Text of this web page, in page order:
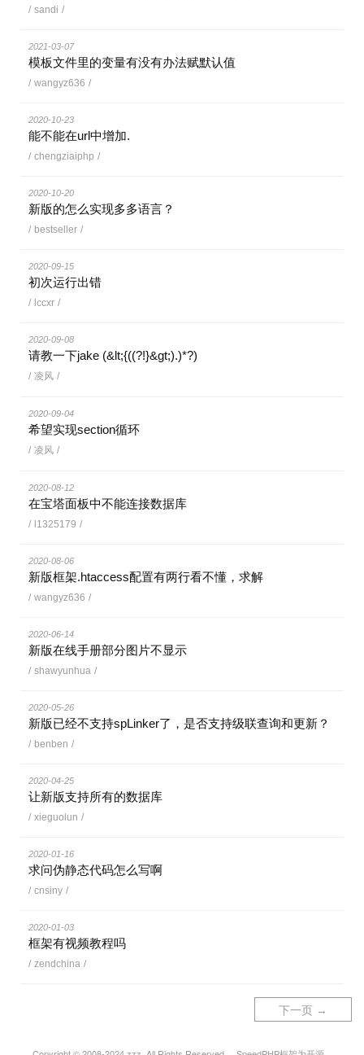
/ sandi /
2021-03-07
模板文件里的变量有没有办法赋默认值
/ wangyz636 /
2020-10-23
能不能在url中增加.
/ chengziaiphp /
2020-10-20
新版的怎么实现多多语言？
/ bestseller /
2020-09-15
初次运行出错
/ lccxr /
2020-09-08
请教一下jake (&lt;{((?!}&gt;).)*?)
/ 凌风 /
2020-09-04
希望实现section循环
/ 凌风 /
2020-08-12
在宝塔面板中不能连接数据库
/ l1325179 /
2020-08-06
新版框架.htaccess配置有两行看不懂，求解
/ wangyz636 /
2020-06-14
新版在线手册部分图片不显示
/ shawyunhua /
2020-05-26
新版已经不支持spLinker了，是否支持级联查询和更新？
/ benben /
2020-04-25
让新版支持所有的数据库
/ xieguolun /
2020-01-16
求问伪静态代码怎么写啊
/ cnsiny /
2020-01-03
框架有视频教程吗
/ zendchina /
下一页 →